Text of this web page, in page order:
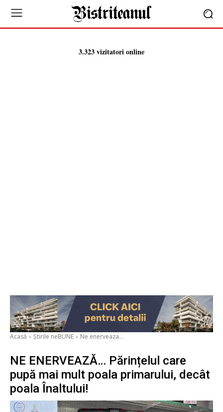
3.323 vizitatori online
Acasă Știrile neBUNE Ne enerveaza...
NE ENERVEAZĂ… Părințelul care
pupă mai mult poala primarului, decât
poala Înaltului!